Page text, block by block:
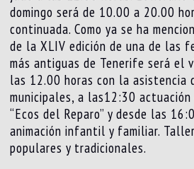
domingo será de 10.00 a 20.00
continuada. Como ya se ha
de la XLIV edición de una de las
más antiguas de Tenerife será el
las 12.00 horas con la asistencia
municipales, a las12:30
“Ecos del Reparo” y desde las
animación infantil y familiar.
populares y tradicionales.